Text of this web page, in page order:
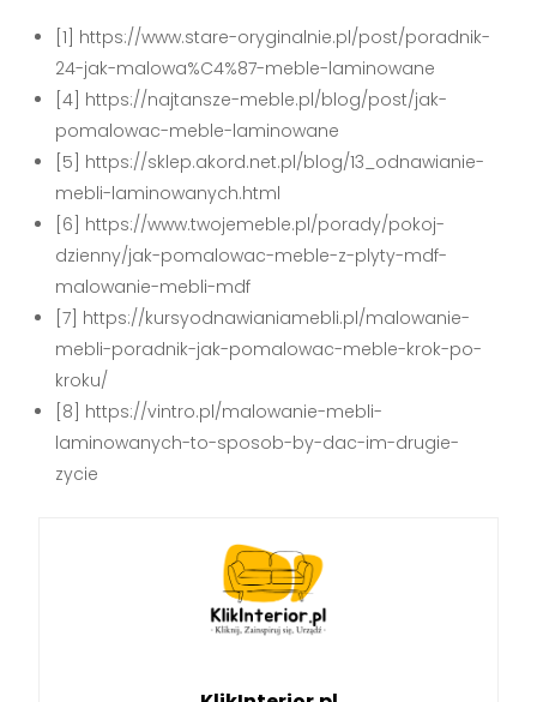
[1] https://www.stare-oryginalnie.pl/post/poradnik-
24-jak-malowa%C4%87-meble-laminowane
[4] https://najtansze-meble.pl/blog/post/jak-
pomalowac-meble-laminowane
[5] https://sklep.akord.net.pl/blog/13_odnawianie-
mebli-laminowanych.html
[6] https://www.twojemeble.pl/porady/pokoj-
dzienny/jak-pomalowac-meble-z-plyty-mdf-
malowanie-mebli-mdf
[7] https://kursyodnawianiamebli.pl/malowanie-
mebli-poradnik-jak-pomalowac-meble-krok-po-
kroku/
[8] https://vintro.pl/malowanie-mebli-
laminowanych-to-sposob-by-dac-im-drugie-
zycie